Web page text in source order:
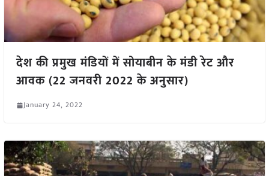
देश की प्रमुख मंडियों में सोयाबीन के मंडी रेट और
आवक (22 जनवरी 2022 के अनुसार)
January 24, 2022